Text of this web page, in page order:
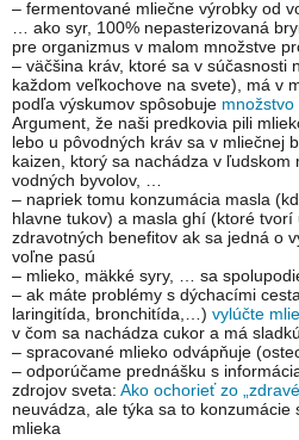
– fermentované mliečne výrobky od
… ako syr, 100% nepasterizovaná
pre organizmus v malom množstve
– väčšina kráv, ktoré sa v súčasnosti
každom veľkochove na svete), má v
podľa výskumov spôsobuje množstvo
Argument, že naši predkovia pili
lebo u pôvodných kráv sa v mliečnej
kaizen, ktorý sa nachádza v ľudskom
vodných byvolov, …
– napriek tomu konzumácia masla
hlavne tukov) a masla ghí (ktoré
zdravotných benefitov ak sa jedná o
voľne pasú
– mlieko, mäkké syry, … sa
– ak máte problémy s dýchacími
laringitída, bronchitída,…) vylúčte
v čom sa nachádza cukor a má
– spracované mlieko odvápňuje
– odporúčame prednášku s
zdrojov sveta: Ako ochorieť zo
neuvádza, ale týka sa to konzumácie
mlieka